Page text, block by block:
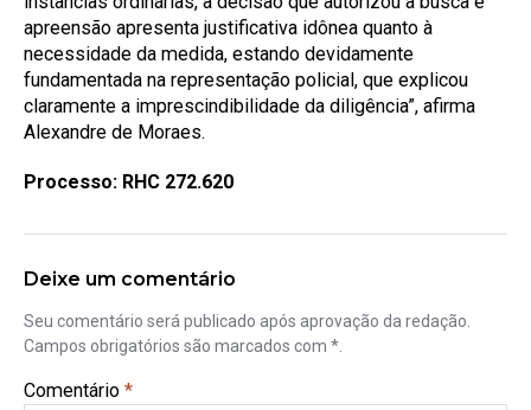
apreensão apresenta justificativa idônea quanto à
necessidade da medida, estando devidamente
fundamentada na representação policial, que explicou
claramente a imprescindibilidade da diligência”, afirma
Alexandre de Moraes.
Processo: RHC 272.620
Deixe um comentário
Seu comentário será publicado após aprovação da redação.
Campos obrigatórios são marcados com *.
Comentário *